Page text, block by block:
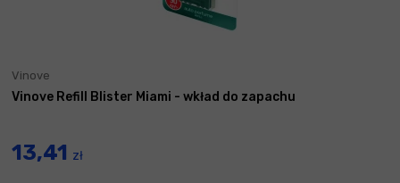
Vinove
Vinove Refill Blister Miami - wkład do zapachu
13,41 zł